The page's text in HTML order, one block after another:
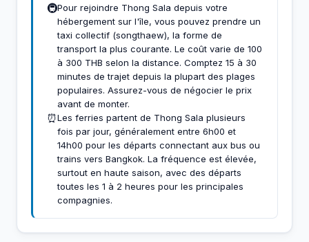
🚇Pour rejoindre Thong Sala depuis votre
hébergement sur l'île, vous pouvez prendre un
taxi collectif (songthaew), la forme de
transport la plus courante. Le coût varie de 100
à 300 THB selon la distance. Comptez 15 à 30
minutes de trajet depuis la plupart des plages
populaires. Assurez-vous de négocier le prix
avant de monter.
⏰Les ferries partent de Thong Sala plusieurs
fois par jour, généralement entre 6h00 et
14h00 pour les départs connectant aux bus ou
trains vers Bangkok. La fréquence est élevée,
surtout en haute saison, avec des départs
toutes les 1 à 2 heures pour les principales
compagnies.